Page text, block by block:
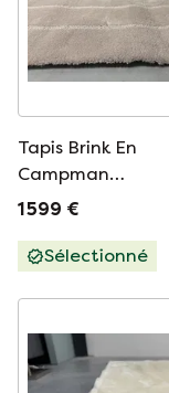
Tapis Brink En
Campman
Buckwheat Mullet
1 599 €
Sélectionné